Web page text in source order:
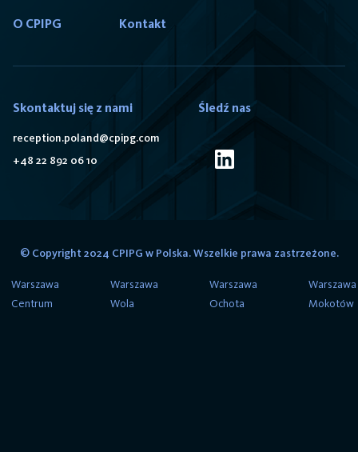
O CPIPG Kontakt
Skontaktuj się z nami
reception.poland@cpipg.com
+48 22 892 06 10
Śledź nas
© Copyright 2024 CPIPG w Polska. Wszelkie prawa zastrzeżone.
Warszawa
Centrum
Warszawa
Wola
Warszawa
Ochota
Warszawa
Mokotów